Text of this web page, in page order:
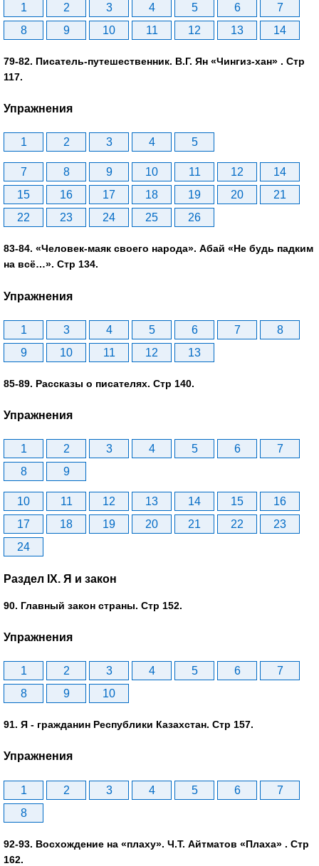
1 2 3 4 5 6
7
8
9 10 11 12 13 14
79-82. Писатель-путешественник. В.Г. Ян «Чингиз-хан» . Стр
117.
Упражнения
1 2 3 4 5
7 8 9 10 11 12
14
15
16 17 18 19 20
21
22
23 24 25 26
83-84. «Человек-маяк своего народа». Абай «Не будь падким
на всё…». Стр 134.
Упражнения
1 3 4 5 6 7
8
9
10 11 12 13
85-89. Рассказы о писателях. Стр 140.
Упражнения
1 2 3 4 5 6
7
8
9
10 11 12 13 14 15
16
17
18 19 20 21 22
23
24
Раздел IX. Я и закон
90. Главный закон страны. Стр 152.
Упражнения
1 2 3 4 5 6
7
8
9 10
91. Я - гражданин Республики Казахстан. Стр 157.
Упражнения
1 2 3 4 5 6
7
8
92-93. Восхождение на «плаху». Ч.Т. Айтматов «Плаха» . Стр
162.